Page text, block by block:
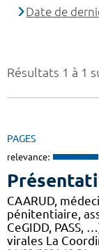
Résultats 1 à 1
PAGES
relevance:
CAARUD,
pénitentiaire,
CeGIDD, PASS,
virales La
Date de